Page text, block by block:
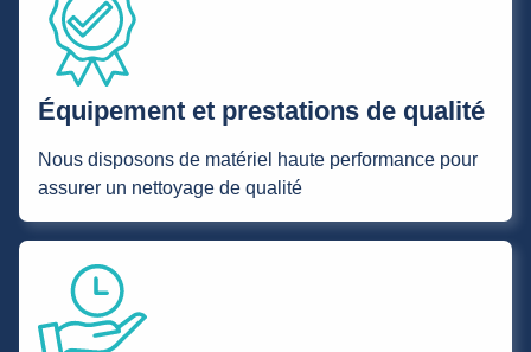
Équipement et prestations de qualité
Nous disposons de matériel haute performance pour
assurer un nettoyage de qualité